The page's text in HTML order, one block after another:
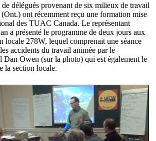
de délégués provenant de six milieux de travail
ont récemment reçu une formation mise
des TUAC Canada. Le représentant
a présenté le programme de deux jours aux
locale 278W, lequel comprenait une séance
accidents du travail animée par le
Dan Owen (sur la photo) qui est également le
la section locale.